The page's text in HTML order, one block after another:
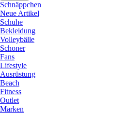
Schnäppchen
Neue Artikel
Schuhe
Bekleidung
Volleybälle
Schoner
Fans
Lifestyle
Ausrüstung
Beach
Fitness
Outlet
Marken